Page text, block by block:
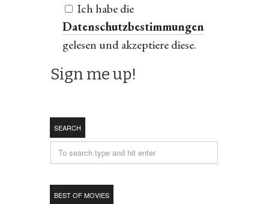
Ich habe die
Datenschutzbestimmungen
gelesen und akzeptiere diese.
SEARCH
BEST OF MOVIES